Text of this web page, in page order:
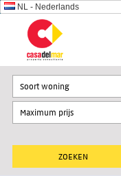
NL - Nederlands
Soort woning